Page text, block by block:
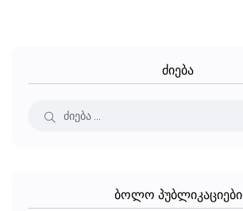
ძიება
ბოლო პუბლიკაციები